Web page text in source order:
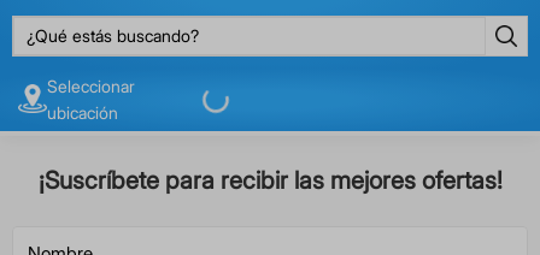
¿Qué estás buscando?
Seleccionar
ubicación
¡Suscríbete para recibir las mejores ofertas!